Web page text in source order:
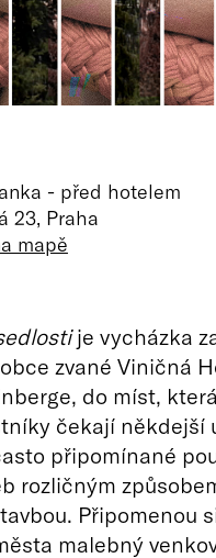
- před hotelem
23, Praha
mapě
je vycházka
zvané Viničná
do míst,
čekají
připomínané
rozličným
Připomenou
malebný